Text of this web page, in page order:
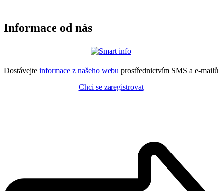
Informace od nás
Dostávejte informace z našeho webu prostřednictvím SMS a e-mailů
Chci se zaregistrovat